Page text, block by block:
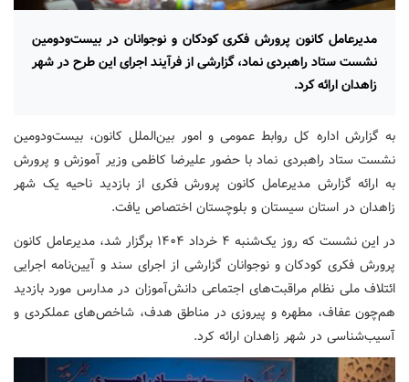
مدیرعامل کانون پرورش فکری کودکان و نوجوانان در بیست‌ودومین
نشست ستاد راهبردی نماد، گزارشی از فرآیند اجرای این طرح در شهر
زاهدان ارائه کرد.
به گزارش اداره کل روابط عمومی و امور بین‌الملل کانون، بیست‌ودومین
نشست ستاد راهبردی نماد با حضور علیرضا کاظمی وزیر آموزش و پرورش
به ارائه گزارش مدیرعامل کانون پرورش فکری از بازدید ناحیه یک شهر
زاهدان در استان سیستان و بلوچستان اختصاص یافت.
در این نشست که روز یک‌شنبه ۴ خرداد ۱۴۰۴ برگزار شد، مدیرعامل کانون
پرورش فکری کودکان و نوجوانان گزارشی از اجرای سند و آیین‌نامه اجرایی
ائتلاف ملی نظام مراقبت‌های‌ اجتماعی دانش‌آموزان در مدارس مورد بازدید
هم‌چون عفاف، مطهره و پیروزی در مناطق هدف، شاخص‌های عملکردی و
آسیب‌شناسی در شهر زاهدان ارائه کرد.